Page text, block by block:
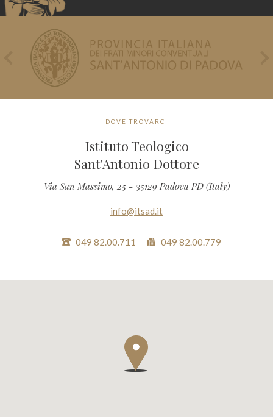
DOVE TROVARCI
Istituto Teologico
Sant'Antonio Dottore
Via San Massimo, 25 - 35129 Padova PD (Italy)
info@itsad.it
049 82.00.711 049 82.00.779